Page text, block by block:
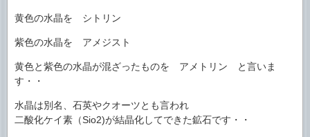
黄色の水晶を シトリン
紫色の水晶を アメジスト
黄色と紫色の水晶が混ざったものを アメトリン と言いま
す・・
水晶は別名、石英やクオーツとも言われ
二酸化ケイ素（Sio2)が結晶化してできた鉱石です・・